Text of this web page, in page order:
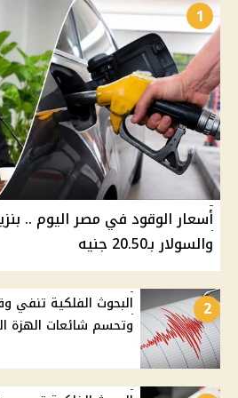
1
والسولار بـ20.50 جنيه
2
البحوث الفلكية تنفي
وتحسم شائعات الهزة